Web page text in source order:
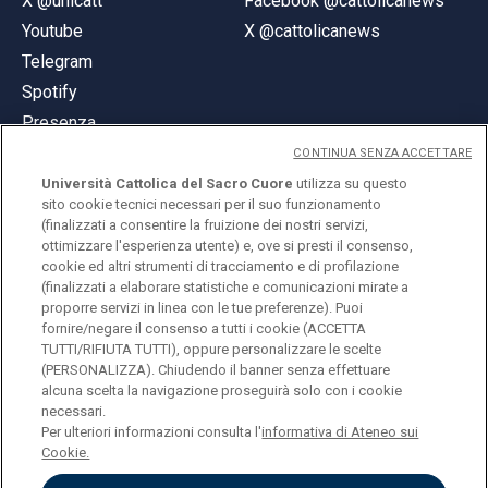
Youtube
Telegram
Spotify
Presenza
X @cattolicanews
© Università Cattolica del Sacro Cuore
Largo A. Gemelli 1, 20123 Milano
PI 02133120150
ENGLISH
Università Cattolica del Sacro Cuore utilizza su questo
sito cookie tecnici necessari per il suo funzionamento
(finalizzati a consentire la fruizione dei nostri servizi,
ottimizzare l'esperienza utente) e, ove si presti il consenso,
cookie ed altri strumenti di tracciamento e di profilazione
(finalizzati a elaborare statistiche e comunicazioni mirate a
proporre servizi in linea con le tue preferenze). Puoi
fornire/negare il consenso a tutti i cookie (ACCETTA
TUTTI/RIFIUTA TUTTI), oppure personalizzare le scelte
(PERSONALIZZA). Chiudendo il banner senza effettuare
alcuna scelta la navigazione proseguirà solo con i cookie
necessari.
Per ulteriori informazioni consulta l'informativa di Ateneo sui
Cookie.
CONTINUA SENZA ACCETTARE